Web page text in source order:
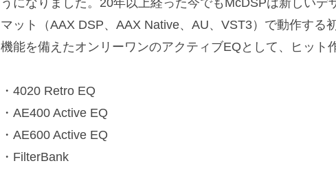
マット（AAX DSP、AAX Native、AU、VST3）で動作する
機能を備えたオンリーワンのアクティブEQとして、ヒット
・4020 Retro EQ
・AE400 Active EQ
・AE600 Active EQ
・FilterBank